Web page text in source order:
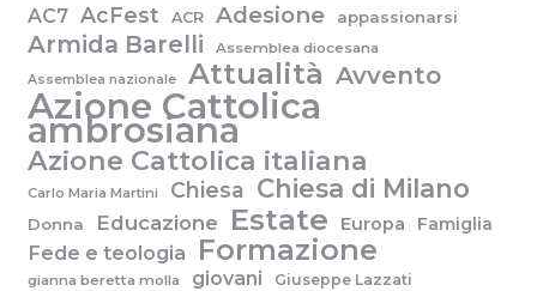
AC7 AcFest ACR Adesione appassionarsi
Armida Barelli Assemblea diocesana
Assemblea nazionale Attualità Avvento
Azione Cattolica
ambrosiana
Azione Cattolica italiana
Carlo Maria Martini Chiesa Chiesa di Milano
Donna Educazione Estate Europa Famiglia
Fede e teologia Formazione
gianna beretta molla giovani Giuseppe Lazzati